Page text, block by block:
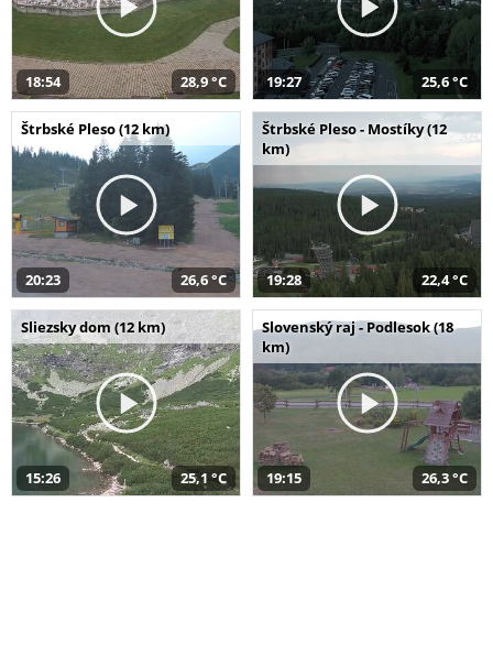
18:54 28,9 °C 19:27 25,6 °C
Štrbské Pleso (12 km)
20:23 26,6 °C
Štrbské Pleso - Mostíky (12
km)
19:28 22,4 °C
Sliezsky dom (12 km)
15:26 25,1 °C
Slovenský raj - Podlesok (18
km)
19:15 26,3 °C